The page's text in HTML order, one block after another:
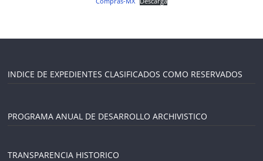
Cuernavaca
INDICE DE EXPEDIENTES CLASIFICADOS COMO RESERVADOS
PROGRAMA ANUAL DE DESARROLLO ARCHIVISTICO
TRANSPARENCIA HISTORICO